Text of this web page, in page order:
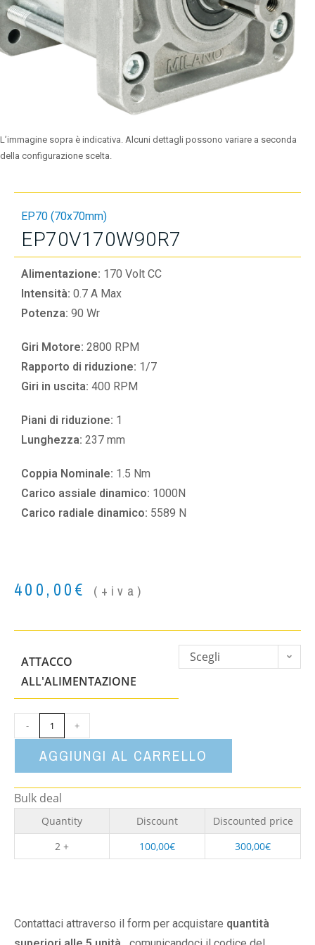
L’immagine sopra è indicativa. Alcuni dettagli possono variare a seconda
della configurazione scelta.
EP70 (70x70mm)
EP70V170W90R7
Alimentazione: 170 Volt CC
Intensità: 0.7 A Max
Potenza: 90 Wr
Giri Motore: 2800 RPM
Rapporto di riduzione: 1/7
Giri in uscita: 400 RPM
Piani di riduzione: 1
Lunghezza: 237 mm
Coppia Nominale: 1.5 Nm
Carico assiale dinamico: 1000N
Carico radiale dinamico: 5589 N
400,00€ (+iva)
ATTACCO
ALL'ALIMENTAZIONE
Scegli
- +
AGGIUNGI AL CARRELLO
Bulk deal
Quantity Discount
Discounted price
2 +
100,00€ 300,00€
Contattaci attraverso il form per acquistare quantità